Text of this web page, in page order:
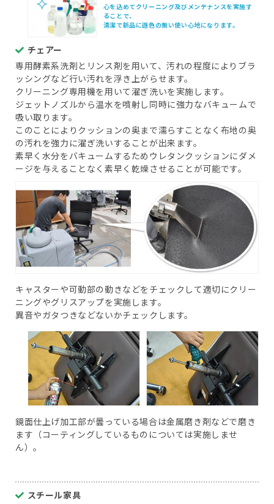
心を込めてクリーニング及びメンテナンスを実施す
ることで、
清潔で新品に遜色の無い使い心地になります。
チェアー
専用酵素系洗剤とリンス剤を用いて、汚れの程度によりブラ
ッシングなど行い汚れを浮き上がらせます。
クリーニング専用機を用いて濯ぎ洗いを実施します。
ジェットノズルから温水を噴射し同時に強力なバキュームで
吸い取ります。
このことによりクッションの奥まで濡らすことなく布地の奥
の汚れを強力に濯ぎ洗いすることが出来ます。
素早く水分をバキュームするためウレタンクッションにダメ
ージを与えることなく素早く乾燥させることが可能です。
キャスターや可動部の動きなどをチェックして適切にクリー
ニングやグリスアップを実施します。
異音やガタつきなどないかチェックします。
鏡面仕上げ加工部が曇っている場合は金属磨き剤などで磨き
ます（コーティングしているものについては実施しませ
ん）。
スチール家具